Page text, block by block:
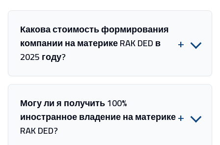
Какова стоимость формирования
компании на материке RAK DED в
2025 году?
+
Могу ли я получить 100%
иностранное владение на материке
RAK DED?
+